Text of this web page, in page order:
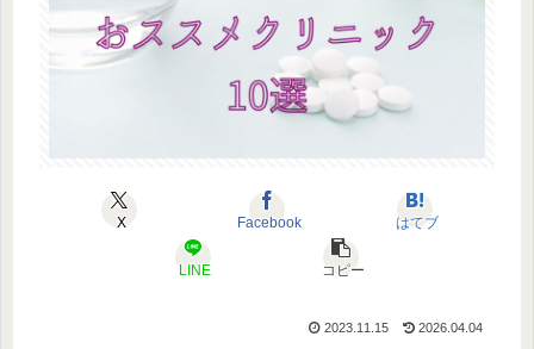
X Facebook はてブ
LINE コピー
2023.11.15 2026.04.04